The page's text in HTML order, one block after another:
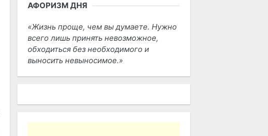
АФОРИЗМ ДНЯ
Жизнь проще, чем вы думаете. Нужно
всего лишь принять невозможное,
обходиться без необходимого и
выносить невыносимое.